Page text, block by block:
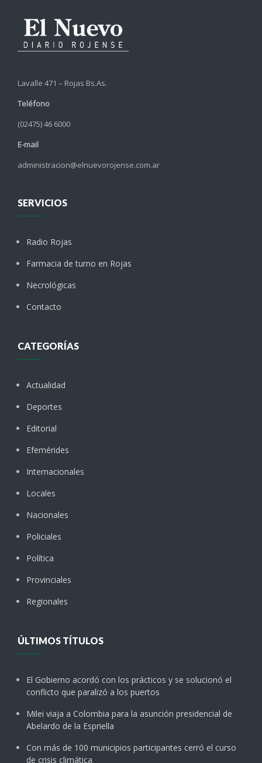
Lavalle 471 – Rojas Bs.As.
Teléfono
(02475) 46 6000
E-mail
administracion@elnuevorojense.com.ar
SERVICIOS
Radio Rojas
Farmacia de turno en Rojas
Necrológicas
Contacto
CATEGORÍAS
Actualidad
Deportes
Editorial
Efemérides
Internacionales
Locales
Nacionales
Policiales
Política
Provinciales
Regionales
ÚLTIMOS TÍTULOS
El Gobierno acordó con los prácticos y se solucionó el
conflicto que paralizó a los puertos
Milei viaja a Colombia para la asunción presidencial de
Abelardo de la Espriella
Con más de 100 municipios participantes cerró el curso
de crisis climática